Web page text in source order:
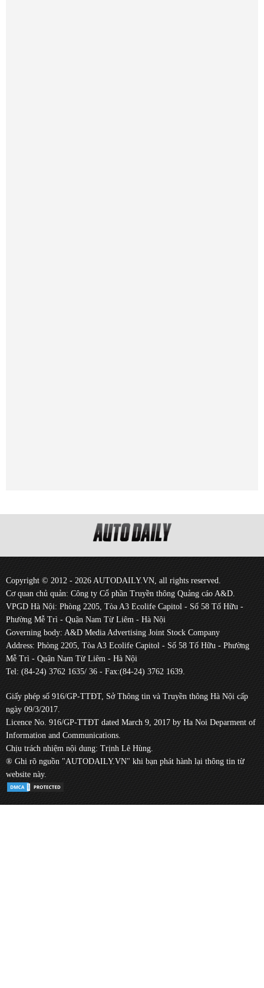
Copyright © 2012 - 2026 AUTODAILY.VN, all rights reserved.
Cơ quan chủ quản: Công ty Cổ phần Truyền thông Quảng cáo A&D.
VPGD Hà Nội: Phòng 2205, Tòa A3 Ecolife Capitol - Số 58 Tố Hữu -
Phường Mễ Trì - Quận Nam Từ Liêm - Hà Nội
Governing body: A&D Media Advertising Joint Stock Company
Address: Phòng 2205, Tòa A3 Ecolife Capitol - Số 58 Tố Hữu - Phường
Mễ Trì - Quận Nam Từ Liêm - Hà Nội
Tel: (84-24) 3762 1635/ 36 - Fax:(84-24) 3762 1639.
Giấy phép số 916/GP-TTĐT, Sở Thông tin và Truyền thông Hà Nội cấp
ngày 09/3/2017.
Licence No. 916/GP-TTĐT dated March 9, 2017 by Ha Noi Deparment of
Information and Communications.
Chịu trách nhiệm nội dung: Trịnh Lê Hùng.
® Ghi rõ nguồn "AUTODAILY.VN" khi bạn phát hành lại thông tin từ
website này.